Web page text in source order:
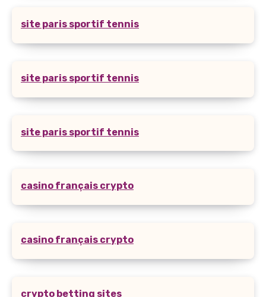
site paris sportif tennis
site paris sportif tennis
site paris sportif tennis
casino français crypto
casino français crypto
crypto betting sites